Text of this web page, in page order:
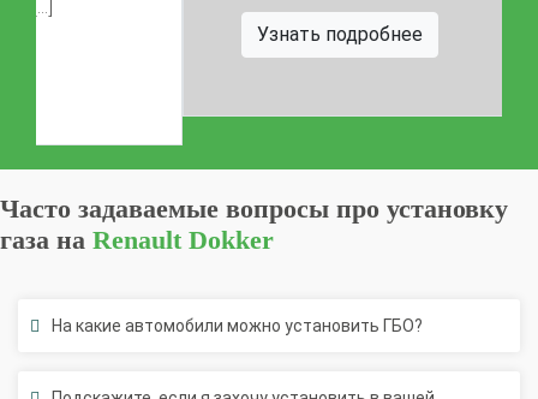
Узнать подробнее
газа наRenault Dokker
организации газовую систему на автомобиль, мне